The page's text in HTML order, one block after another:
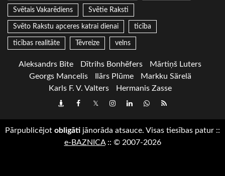
Svētais Vakarēdiens Svētie Raksti
Svēto Rakstu apceres katrai dienai ticība
ticības realitāte Tēvreize velns
Aleksandrs Bite Dītrihs Bonhēfers
Mārtiņš Luters
Georgs Mancelis
Ilārs Plūme
Markku Särelä
Karls F. V. Valters
Hermanis Zasse
DraugiemFacebook
TwitterInstagram
LinkedInwhatsapp
RSS
Pārpublicējot obligāti jānorāda atsauce. Visas tiesības patur ::
e-BAZNICA:: © 2007-2026